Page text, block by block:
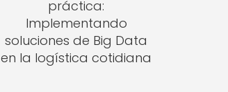
práctica:
Implementando
soluciones de Big Data
en la logística cotidiana